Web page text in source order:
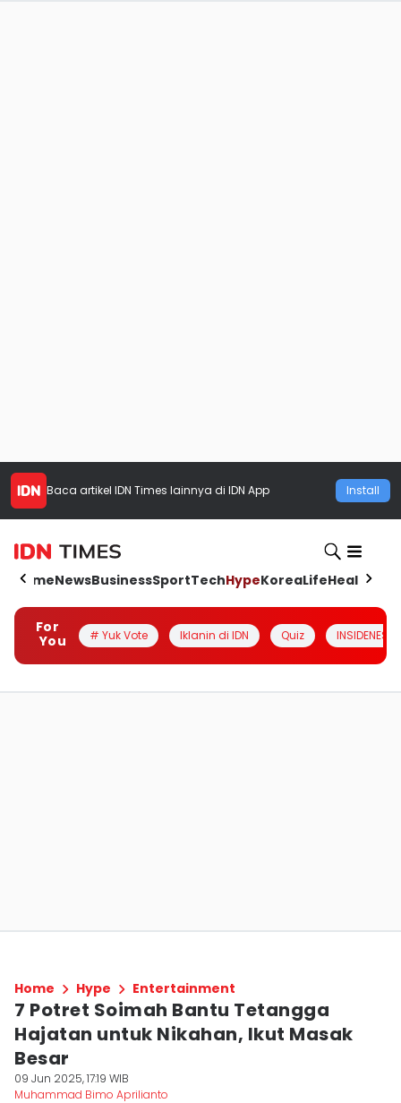
Baca artikel IDN Times lainnya di IDN App Install
HomeNewsBusinessSportTechHypeKoreaLifeHealth
For
You
# Yuk Vote Iklanin di IDN Quiz INSIDENESIA
Home Hype Entertainment
7 Potret Soimah Bantu Tetangga
Hajatan untuk Nikahan, Ikut Masak
Besar
09 Jun 2025, 17:19 WIB
Muhammad Bimo Aprilianto